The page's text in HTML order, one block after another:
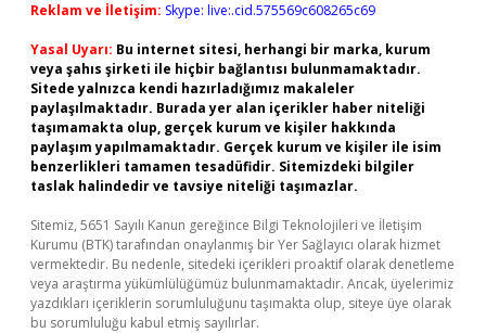
Reklam ve İletişim: Skype: live:.cid.575569c608265c69
Yasal Uyarı: Bu internet sitesi, herhangi bir marka, kurum
veya şahıs şirketi ile hiçbir bağlantısı bulunmamaktadır.
Sitede yalnızca kendi hazırladığımız makaleler
paylaşılmaktadır. Burada yer alan içerikler haber niteliği
taşımamakta olup, gerçek kurum ve kişiler hakkında
paylaşım yapılmamaktadır. Gerçek kurum ve kişiler ile isim
benzerlikleri tamamen tesadüfidir. Sitemizdeki bilgiler
taslak halindedir ve tavsiye niteliği taşımazlar.
Sitemiz, 5651 Sayılı Kanun gereğince Bilgi Teknolojileri ve İletişim
Kurumu (BTK) tarafından onaylanmış bir Yer Sağlayıcı olarak hizmet
vermektedir. Bu nedenle, sitedeki içerikleri proaktif olarak denetleme
veya araştırma yükümlülüğümüz bulunmamaktadır. Ancak, üyelerimiz
yazdıkları içeriklerin sorumluluğunu taşımakta olup, siteye üye olarak
bu sorumluluğu kabul etmiş sayılırlar.